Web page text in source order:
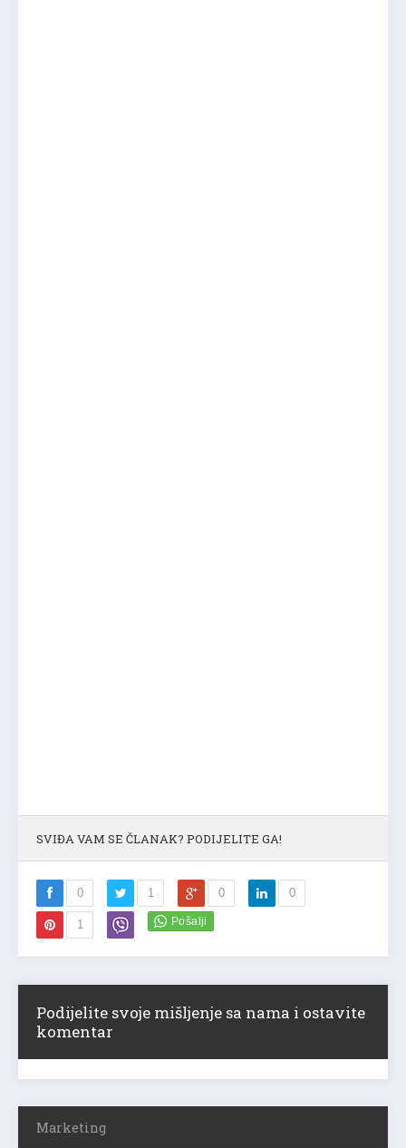
SVIĐA VAM SE ČLANAK? PODIJELITE GA!
0 1 0 0
1
Podijelite svoje mišljenje sa nama i ostavite
komentar
Marketing